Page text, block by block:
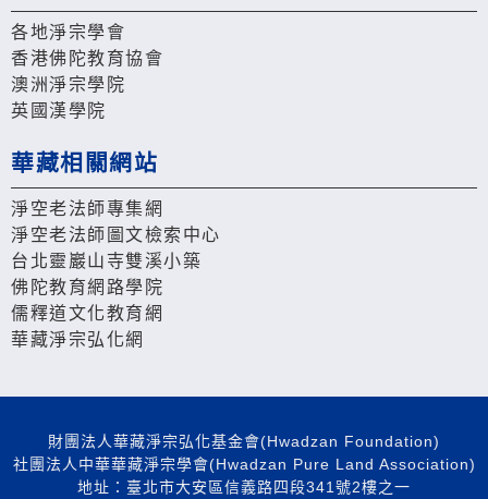
各地淨宗學會
香港佛陀教育協會
澳洲淨宗學院
英國漢學院
華藏相關網站
淨空老法師專集網
淨空老法師圖文檢索中心
台北靈巖山寺雙溪小築
佛陀教育網路學院
儒釋道文化教育網
華藏淨宗弘化網
財團法人華藏淨宗弘化基金會(Hwadzan Foundation)
社團法人中華華藏淨宗學會(Hwadzan Pure Land Association)
地址：臺北市大安區信義路四段341號2樓之一